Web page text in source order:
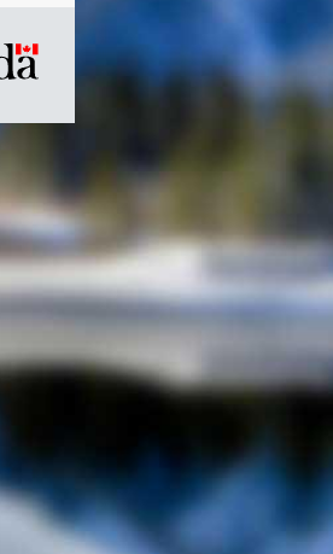
/
gouvernement
du
Canada